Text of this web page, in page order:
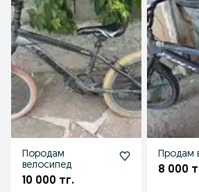
Породам
велосипед
10 000 тг.
Продам
8 000